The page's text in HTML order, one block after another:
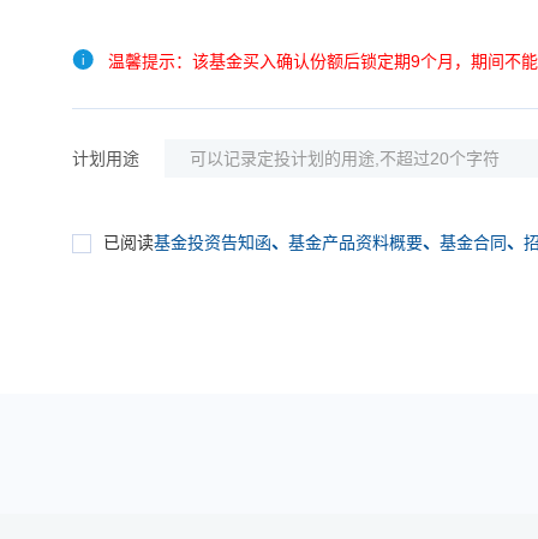
温馨提示：该基金买入确认份额后锁定期9个月，期间不
计划用途
已阅读基金投资告知函、 基金产品资料概要、 基金合同、